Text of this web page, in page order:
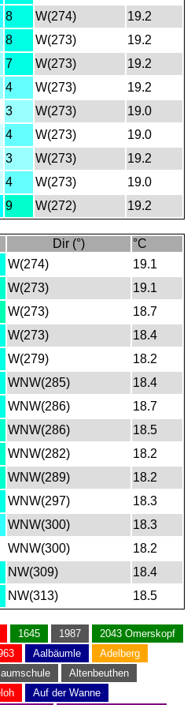
8 W(274)
19.2
8 W(273)
19.2
7 W(273)
19.2
4 W(273)
19.2
3 W(273)
19.0
4 W(273)
19.0
3 W(273)
19.2
4 W(273)
19.0
9 W(272)
19.2
Dir (°)
°C
W(274)
19.1
W(273)
19.1
W(273)
18.7
W(273)
18.4
W(279)
18.2
WNW(285)
18.4
WNW(286)
18.7
WNW(286)
18.5
WNW(282)
18.2
WNW(289)
18.2
WNW(297)
18.3
WNW(300)
18.3
WNW(300)
18.2
NW(309)
18.4
NW(313)
18.5
1645 1987
2043 Omerskopf
Aalbäumle
Adelberg
Altenbeuthen
Auf der Wanne